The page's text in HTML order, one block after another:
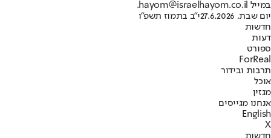
במייל hayom@israelhayom.co.il.
יום שבת, 27.6.2026
י"ב בתמוז תשפ"ו
חדשות
דעות
ספורט
ForReal
תרבות ובידור
אוכל
מגזין
אנחנו מגייסים
English
X